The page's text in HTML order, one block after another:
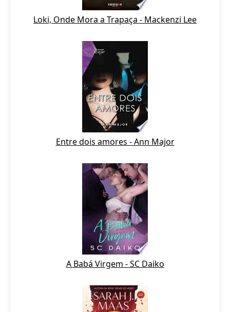
Loki, Onde Mora a Trapaça - Mackenzi Lee
Entre dois amores - Ann Major
A Babá Virgem - SC Daiko